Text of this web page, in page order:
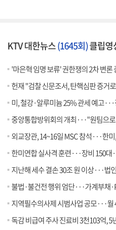
KTV 대한뉴스(1645회)클립영
'마은혁 임명 보류' 권한쟁의 2차 변론
헌재 "검찰 신문조서, 탄핵심판 증거
미, 철강·알루미늄 25% 관세 예고···정부 "네트
중앙통합방위회의 개최···"원팀으
외교장관, 14~16일 MSC 참석···한
한미연합 실사격 훈련···장비 150대
지난해 세수 결손 30조 원 이상···법
불법·불건전 행위 엄단···가계부채
지역필수의사제 시범사업 공모···월
독감 비급여 주사 진료비 3천103억, 5